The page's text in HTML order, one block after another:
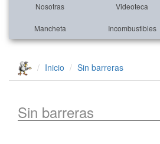
Nosotras Videoteca
Mancheta Incombustibles
Inicio Sin barreras
Sin barreras